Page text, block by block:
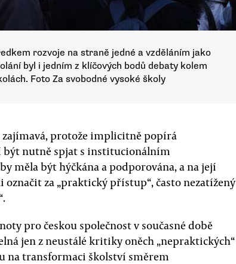
rozvoje na straně jedné a vzděláním jako
byl i jedním z klíčových bodů debaty kolem
Foto Za svobodné vysoké školy
zajímavá, protože implicitně popírá
nutně spjat s institucionálním
měla být hýčkána a podporována, a na její
za „praktický přístup“, často nezatížený
pro českou společnost v současné době
jen z neustálé kritiky oněch „nepraktických“
na transformaci školství směrem